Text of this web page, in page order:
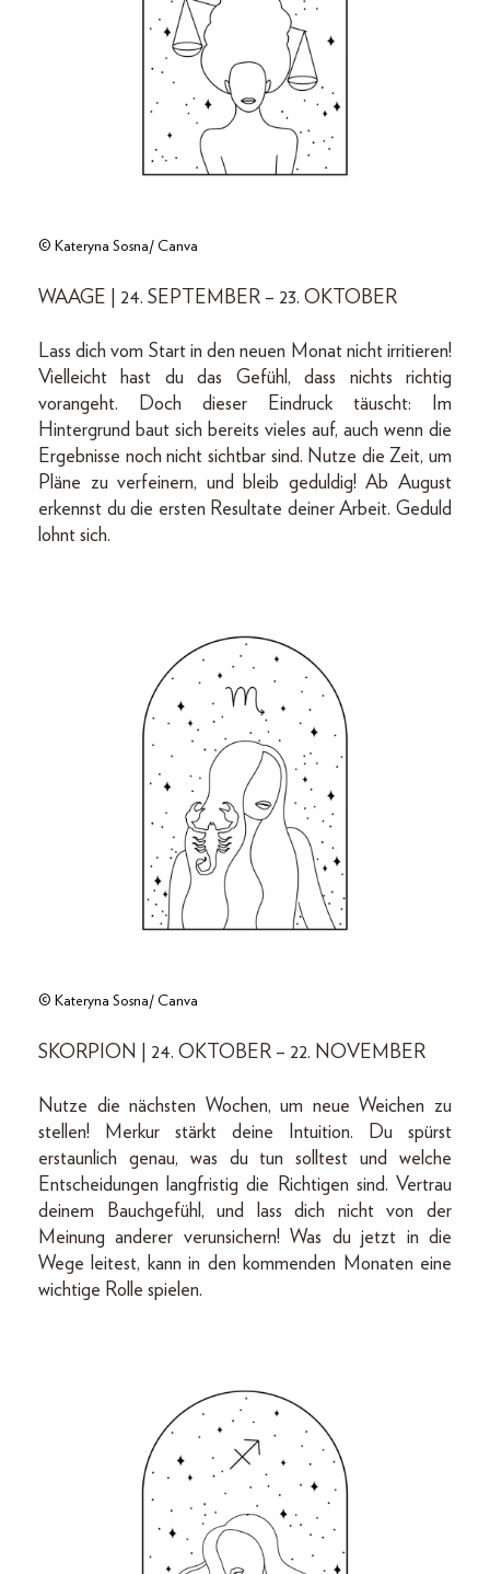
© Kateryna Sosna/ Canva
WAAGE | 24. SEPTEMBER – 23. OKTOBER
Lass dich vom Start in den neuen Monat nicht irritieren!
Vielleicht hast du das Gefühl, dass nichts richtig
vorangeht. Doch dieser Eindruck täuscht: Im
Hintergrund baut sich bereits vieles auf, auch wenn die
Ergebnisse noch nicht sichtbar sind. Nutze die Zeit, um
Pläne zu verfeinern, und bleib geduldig! Ab August
erkennst du die ersten Resultate deiner Arbeit. Geduld
lohnt sich.
© Kateryna Sosna/ Canva
SKORPION | 24. OKTOBER – 22. NOVEMBER
Nutze die nächsten Wochen, um neue Weichen zu
stellen! Merkur stärkt deine Intuition. Du spürst
erstaunlich genau, was du tun solltest und welche
Entscheidungen langfristig die Richtigen sind. Vertrau
deinem Bauchgefühl, und lass dich nicht von der
Meinung anderer verunsichern! Was du jetzt in die
Wege leitest, kann in den kommenden Monaten eine
wichtige Rolle spielen.